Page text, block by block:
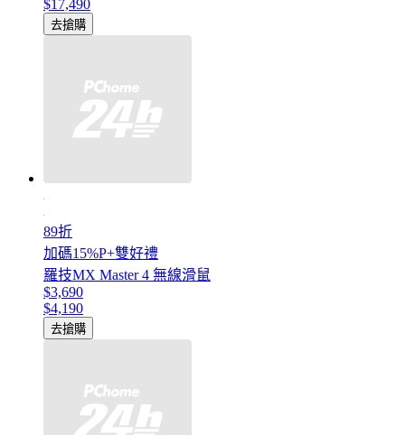
$17,490
去搶購
89折
加碼15%P+雙好禮
羅技MX Master 4 無線滑鼠
$3,690
$4,190
去搶購